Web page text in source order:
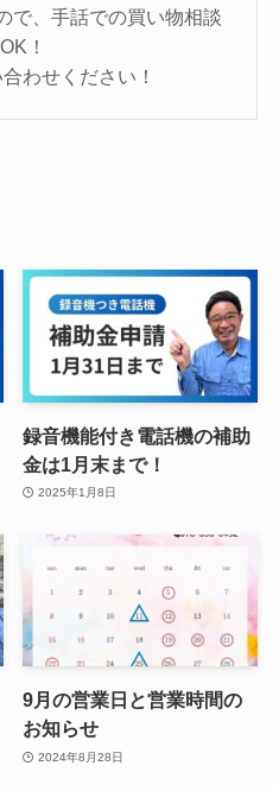
で、手話での買い物相談
！
わせください！
録音機能付き電話機の補助
金は1月末まで！
2025年1月8日
9月の営業日と営業時間の
お知らせ
2024年8月28日